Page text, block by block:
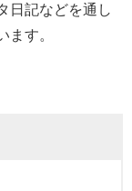
日記などを通し
ます。